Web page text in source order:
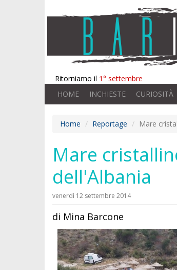
Ritorniamo il 1° settembre
HOME INCHIESTE CURIOSITÀ
Home Reportage Mare
Mare
dell'Albania
venerdì 12 settembre 2014
di Mina Barcone